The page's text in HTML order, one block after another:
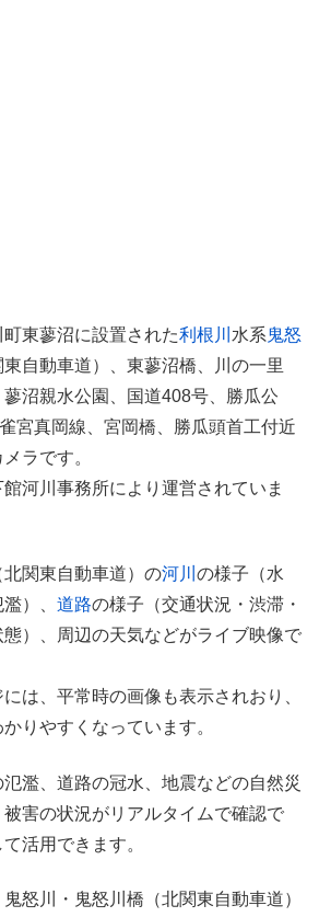
東蓼沼に設置された利根川 水系鬼怒
東自動車道）、東蓼沼橋、川の一里
沼親水公園、国道408号、勝瓜公
宮真岡線、宮岡橋、勝瓜頭首工付近
ラです。
河川事務所により運営されていま
関東自動車道）の河川 の様子（水
）、 道路の様子（交通状況・渋滞・
）、周辺の天気などがライブ映像で
は、平常時の画像も表示されおり、
りやすくなっています。
濫、道路の冠水、地震などの自然災
害の状況がリアルタイムで確認で
活用できます。
鬼怒川・鬼怒川橋（北関東自動車道）